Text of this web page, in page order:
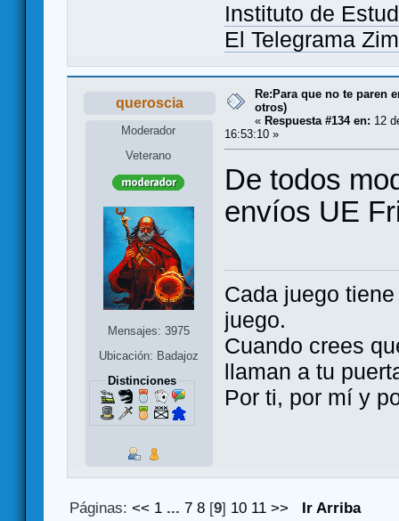
Instituto de
El Telegrama
queroscia
Moderador
Veterano
Mensajes: 3975
Ubicación: Badajoz
Distinciones
Re:Para que no te paren
otros)
« Respuesta #134 en: 12
16:53:10 »
De todos
envíos UE
Cada juego
juego.
Cuando crees
llaman a tu
Por ti, por mí y
Páginas:<< 1 ...7 8 [9] 10 11 >> Ir Arriba